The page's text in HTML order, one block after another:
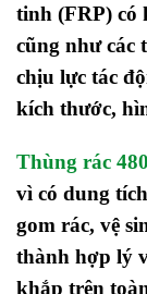
tinh (FRP) có
cũng như các
chịu lực tác
kích thước,
Thùng rác 48
vì có dung
gom rác, vệ
thành hợp lý
khắp trên